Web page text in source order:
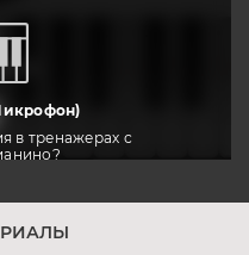
в тренажерах с